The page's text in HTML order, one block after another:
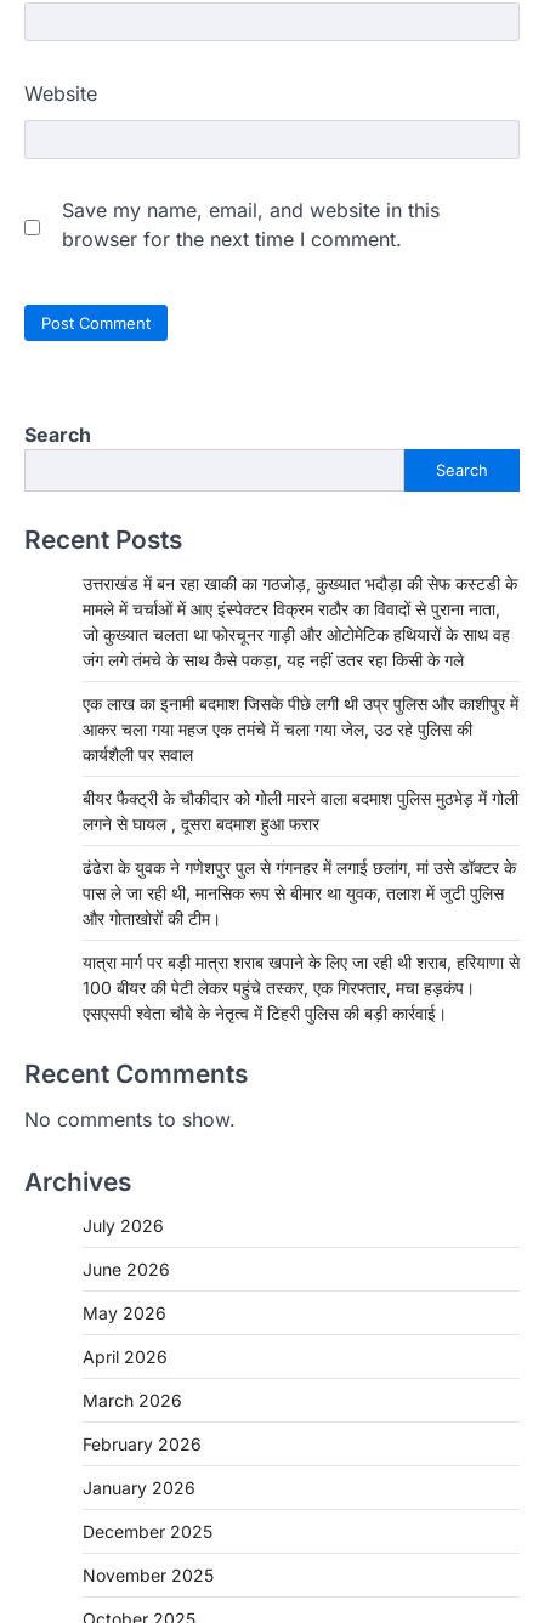
Website
Save my name, email, and website in this
browser for the next time I comment.
Search
Search
Recent Posts
उत्तराखंड में बन रहा खाकी का गठजोड़, कुख्यात भदौड़ा की सेफ कस्टडी के
मामले में चर्चाओं में आए इंस्पेक्टर विक्रम राठौर का विवादों से पुराना नाता,
जो कुख्यात चलता था फोरचूनर गाड़ी और ओटोमेटिक हथियारों के साथ वह
जंग लगे तंमचे के साथ कैसे पकड़ा, यह नहीं उतर रहा किसी के गले
एक लाख का इनामी बदमाश जिसके पीछे लगी थी उप्र पुलिस और काशीपुर में
आकर चला गया महज एक तमंचे में चला गया जेल, उठ रहे पुलिस की
कार्यशैली पर सवाल
बीयर फैक्ट्री के चौकीदार को गोली मारने वाला बदमाश पुलिस मुठभेड़ में गोली
लगने से घायल , दूसरा बदमाश हुआ फरार
ढंढेरा के युवक ने गणेशपुर पुल से गंगनहर में लगाई छलांग, मां उसे डॉक्टर के
पास ले जा रही थी, मानसिक रूप से बीमार था युवक, तलाश में जुटी पुलिस
और गोताखोरों की टीम।
यात्रा मार्ग पर बड़ी मात्रा शराब खपाने के लिए जा रही थी शराब, हरियाणा से
100 बीयर की पेटी लेकर पहुंचे तस्कर, एक गिरफ्तार, मचा हड़कंप।
एसएसपी श्वेता चौबे के नेतृत्व में टिहरी पुलिस की बड़ी कार्रवाई।
Recent Comments
No comments to show.
Archives
July 2026
June 2026
May 2026
April 2026
March 2026
February 2026
January 2026
December 2025
November 2025
October 2025